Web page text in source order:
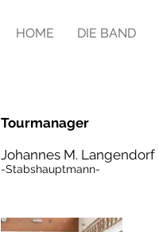
HOME DIE BAND
Tourmanager
Johannes M. Langendorf
-Stabshauptmann-